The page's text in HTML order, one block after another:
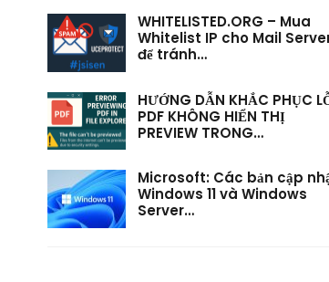
WHITELISTED.ORG – Mua
Whitelist IP cho Mail
để tránh…
HƯỚNG DẪN KHẮC PHỤC
PDF KHÔNG HIỂN THỊ
PREVIEW TRONG…
Microsoft: Các bản cập
Windows 11 và Windows
Server…